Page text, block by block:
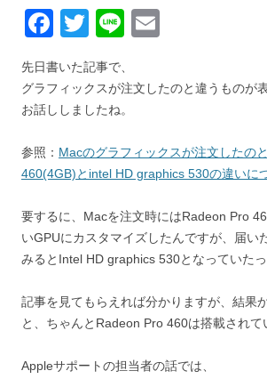
F
c
e
o
k
T
tt
er
Li
e
ail
先日書いた記事で、
グラフィックスが注文したのと違うものが
お話ししましたね。
参照： Macのグラフィックスが注文したの
460(4GB)とintel HD graphics 530の違いに
要するに、Macを注文時にはRadeon Pro
いGPUにカスタマイズしたんですが、届い
みるとIntel HD graphics 530となっていたっ
記事を見てもらえれば分かりますが、結果
と、ちゃんとRadeon Pro 460は搭載されて
Appleサポートの担当者の話では、